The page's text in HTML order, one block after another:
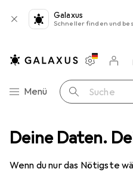
Deine Daten.
Wenn du nur das Nötigste
Galaxus
Schneller finden und
Navigation nach Kategorien
Menü Suche
Merklisten
Warenkorb
Tackern + Kleben